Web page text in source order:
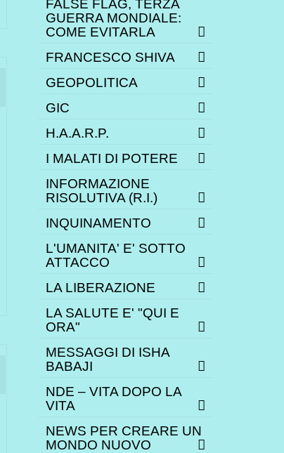
FALSE FLAG, TERZA
GUERRA MONDIALE:
COME EVITARLA
FRANCESCO SHIVA
GEOPOLITICA
GIC
H.A.A.R.P.
I MALATI DI POTERE
INFORMAZIONE
RISOLUTIVA (R.I.)
INQUINAMENTO
L'UMANITA' E' SOTTO
ATTACCO
LA LIBERAZIONE
LA SALUTE E' "QUI E
ORA"
MESSAGGI DI ISHA
BABAJI
NDE – VITA DOPO LA
VITA
NEWS PER CREARE UN
MONDO NUOVO